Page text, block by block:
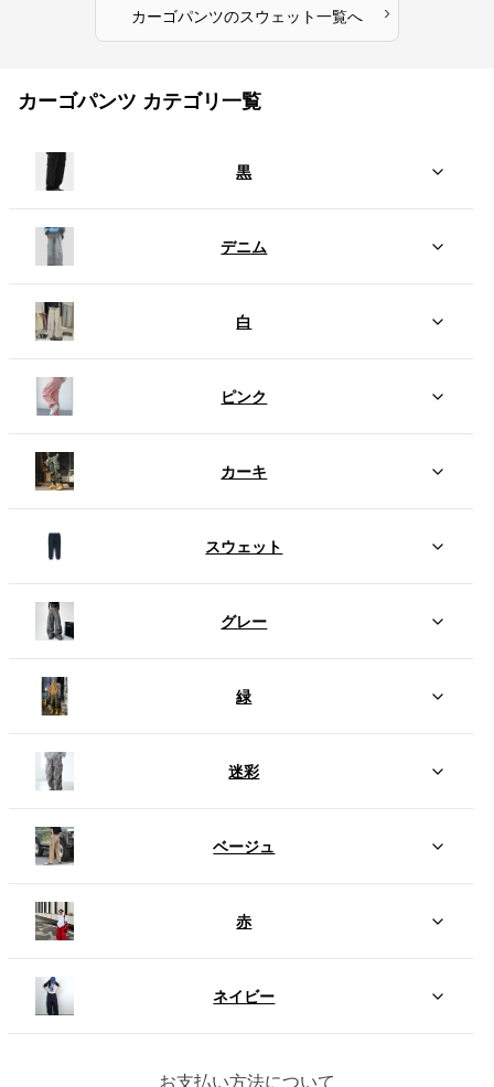
カーゴパンツのスウェット一覧へ ›
カーゴパンツ カテゴリ一覧
黒
デニム
白
ピンク
カーキ
スウェット
グレー
緑
迷彩
ベージュ
赤
ネイビー
お支払い方法について